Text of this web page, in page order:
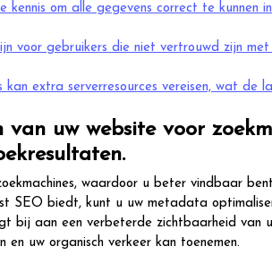
kennis om alle gegevens correct te kunnen
voor gebruikers die niet vertrouwd zijn
extra serverresources vereisen, wat de
uw website voor
waardoor u beter vindbaar
SEO biedt, kunt u uw metadata
bij aan een verbeterde zichtbaarheid van
uw organisch verkeer kan toenemen.